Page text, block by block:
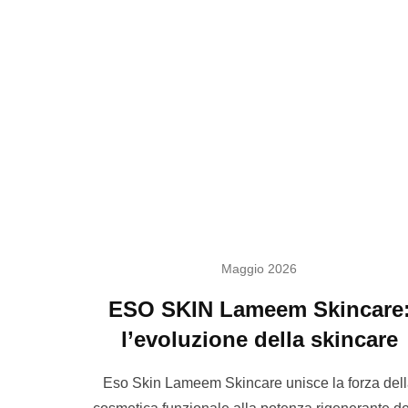
Maggio 2026
ESO SKIN Lameem
l’evoluzione della skincare
Eso Skin Lameem Skincare unisce la forza